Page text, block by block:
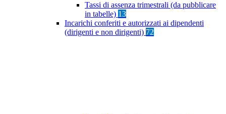
Tassi di assenza trimestrali (da pubblicare
in tabelle) 13
Incarichi conferiti e autorizzati ai dipendenti
(dirigenti e non dirigenti) 72